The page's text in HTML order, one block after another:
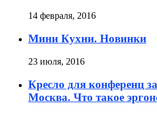
14 февраля, 2016
Мини Кухни. Новинки
23 июля, 2016
Кресло для конференц
Москва. Что такое